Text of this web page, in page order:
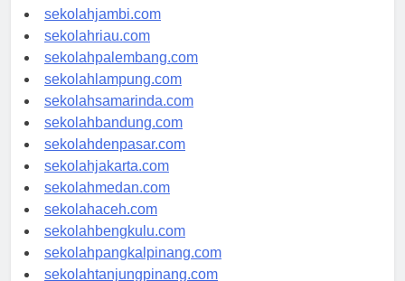
sekolahindonesia.id
sekolahjambi.com
sekolahriau.com
sekolahpalembang.com
sekolahlampung.com
sekolahsamarinda.com
sekolahbandung.com
sekolahdenpasar.com
sekolahjakarta.com
sekolahmedan.com
sekolahaceh.com
sekolahbengkulu.com
sekolahpangkalpinang.com